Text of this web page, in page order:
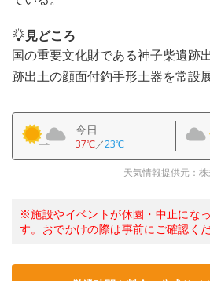
見どころ
国の重要文化財である神子柴遺跡
跡出土の顔面付釣手形土器を常設展
今日
37℃／23℃
天気情報提供元：
※施設やイベントが休園・中止にな
す。おでかけの際は事前にご確認くだ